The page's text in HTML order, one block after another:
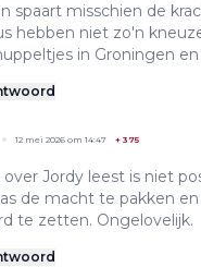
spaart misschien de
hebben niet zo'n
in Groningen
12 mei 2026 om 14:47 + 375
over Jordy leest is niet
de macht te pakken
te zetten. Ongelovelijk.